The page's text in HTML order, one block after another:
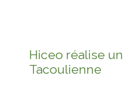
Hiceo réalise un
Tacoulienne